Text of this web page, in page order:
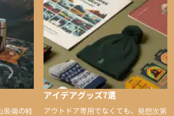
装備の軽
アイデアグッズ7選
アウトドア専用でなくても、発想次第